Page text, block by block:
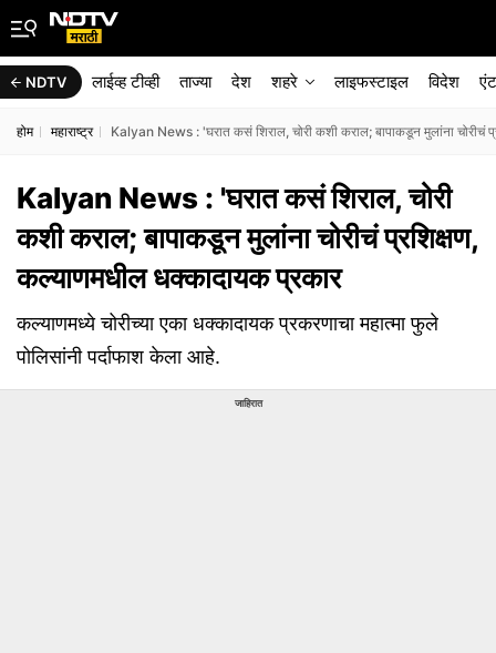
NDTV लाईव्ह टीव्ही ताज्या देश शहरे लाइफस्टाइल विदेश
होम महाराष्ट्र Kalyan News : 'घरात कसं शिराल, चोरी कशी कराल; बापाकडून मुलांना चोरीचं
Kalyan News : 'घरात कसं शिराल, चोरी
कशी कराल; बापाकडून मुलांना चोरीचं प्रशिक्षण,
कल्याणमधील धक्कादायक प्रकार
कल्याणमध्ये चोरीच्या एका धक्कादायक प्रकरणाचा महात्मा फुले
पोलिसांनी पर्दाफाश केला आहे.
जाहिरात